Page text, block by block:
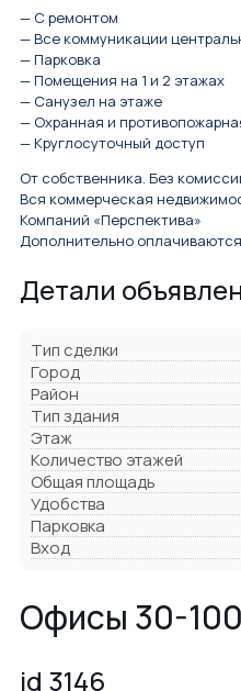
— С ремонтом
— Все коммуникации
— Парковка
— Помещения на 1 и 2 этажах
— Санузел на этаже
— Охранная и
— Круглосуточный доступ
От собственника. Без
Вся коммерческая
Компаний «Перспектива»
Дополнительно
Детали
Тип сделки
Город
Район
Тип здания
Этаж
Количество этажей
Общая площадь
Удобства
Парковка
Вход
Офисы 30-
id 3146